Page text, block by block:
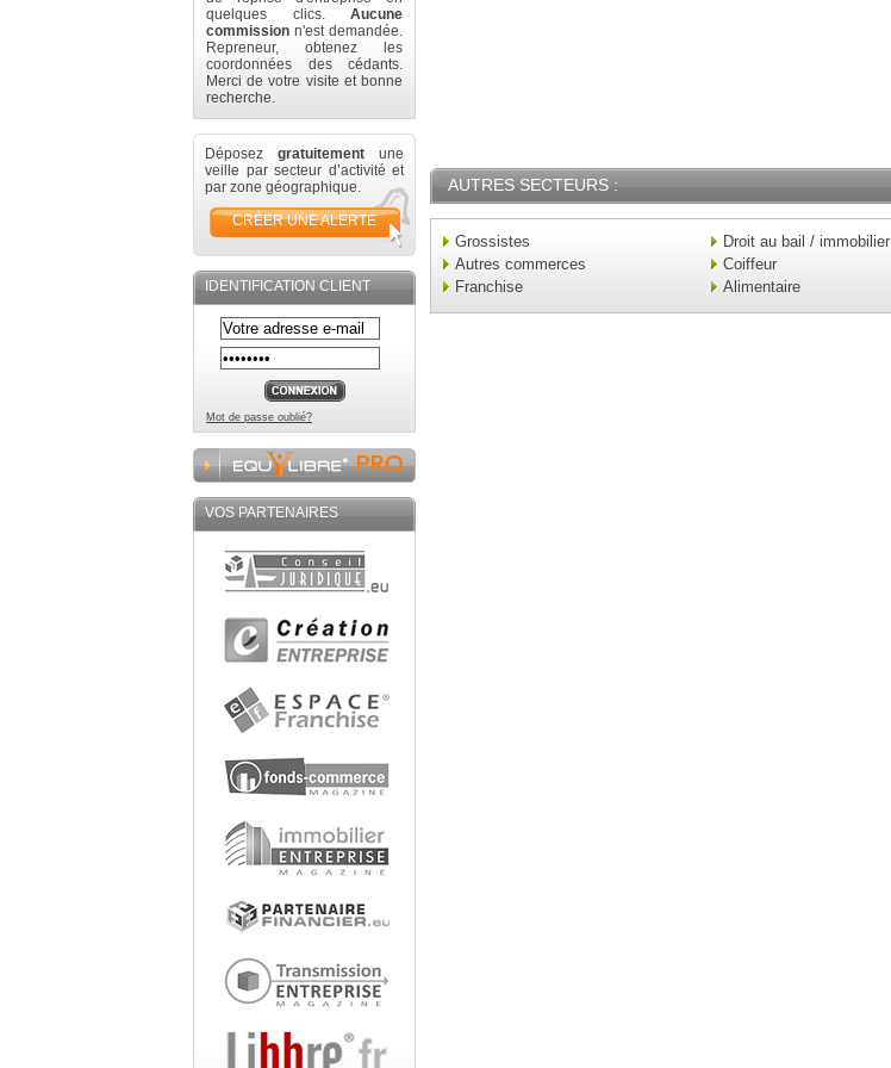
quelques clics. Aucune
commission n'est demandée.
Repreneur, obtenez les
coordonnées des cédants.
Merci de votre visite et bonne
recherche.
Déposez gratuitement une
veille par secteur d’activité et
par zone géographique.
CRÉER UNE ALERTE
IDENTIFICATION CLIENT
Mot de passe oublié?
VOS PARTENAIRES
AUTRES SECTEURS :
Grossistes
Autres commerces
Franchise
Droit au bail / immobilier
Coiffeur
Alimentaire